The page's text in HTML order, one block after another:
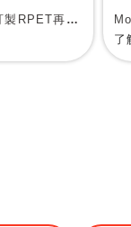
渣打銀行 訂製RPET再生物料環保袋
了